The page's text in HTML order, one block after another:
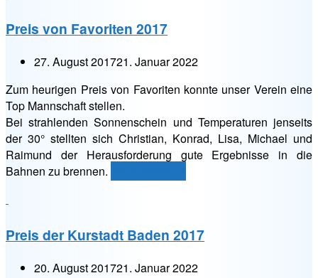
Preis von Favoriten 2017
27. August 201721. Januar 2022
Zum heurigen Preis von Favoriten konnte unser Verein eine
Top Mannschaft stellen.
Bei strahlenden Sonnenschein und Temperaturen jenseits
der 30° stellten sich Christian, Konrad, Lisa, Michael und
Raimund der Herausforderung gute Ergebnisse in die
Bahnen zu brennen.
Preis der Kurstadt Baden 2017
20. August 201721. Januar 2022